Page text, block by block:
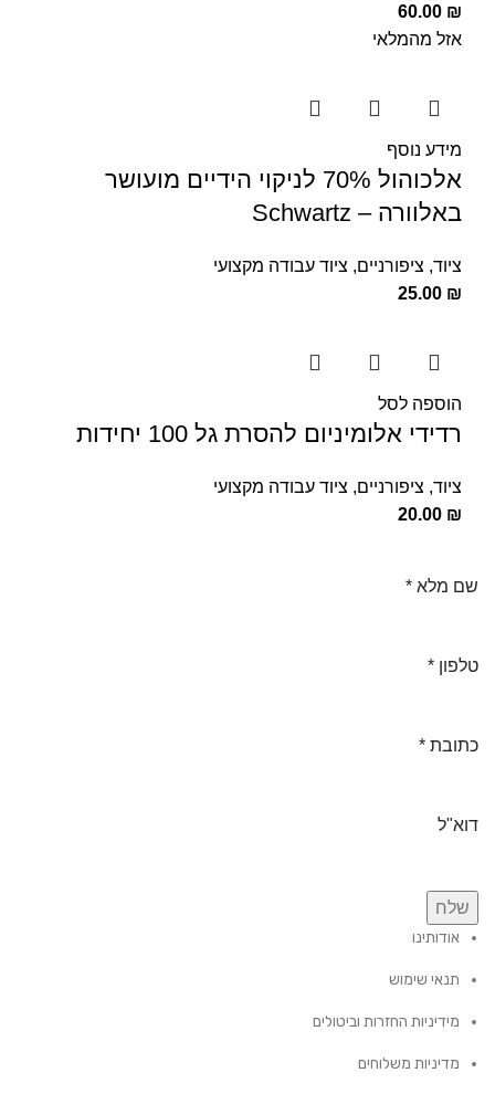
60.00 ₪
אזל מהמלאי
מידע נוסף
אלכוהול 70% לניקוי הידיים מועושר
באלוורה – Schwartz
ציוד, ציפורניים, ציוד עבודה מקצועי
25.00 ₪
הוספה לסל
רדידי אלומיניום להסרת גל 100 יחידות
ציוד, ציפורניים, ציוד עבודה מקצועי
20.00 ₪
שם מלא *
טלפון *
כתובת *
דוא"ל
שלח
אודותינו
תנאי שימוש
מידיניות החזרות וביטולים
מדיניות משלוחים